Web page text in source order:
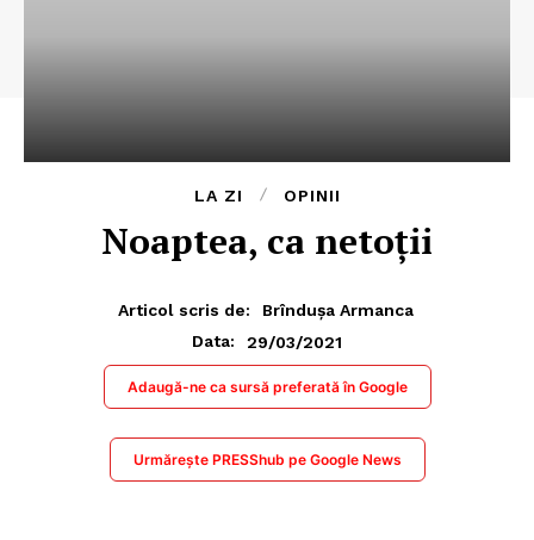
LA ZI OPINII
Noaptea, ca netoții
Articol scris de:
Brîndușa Armanca
Data:
29/03/2021
Adaugă-ne ca sursă preferată în Google
Urmărește PRESShub pe Google News